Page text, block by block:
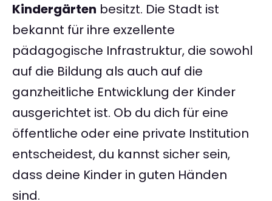
Kindergärten besitzt. Die Stadt ist
bekannt für ihre exzellente
pädagogische Infrastruktur, die sowohl
auf die Bildung als auch auf die
ganzheitliche Entwicklung der Kinder
ausgerichtet ist. Ob du dich für eine
öffentliche oder eine private Institution
entscheidest, du kannst sicher sein,
dass deine Kinder in guten Händen
sind.